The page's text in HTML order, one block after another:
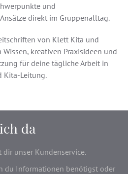
und
direkt im Gruppenalltag.
von Klett Kita und
kreativen Praxisideen und
für deine tägliche Arbeit in
Kita-Leitung.
da
unser Kundenservice.
du Informationen benötigst oder